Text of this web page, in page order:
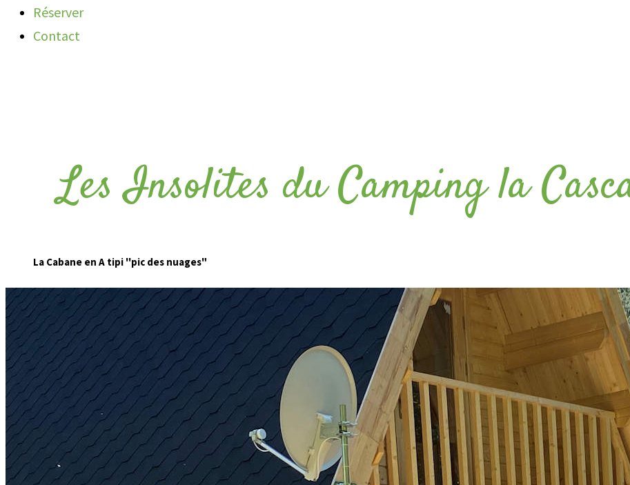
Réserver
Contact
Les Insolites du Camping la
La Cabane en A tipi ''pic des nuages"